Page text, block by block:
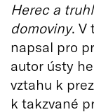
Herec a
domoviny. V
napsal pro
autor ústy
vztahu k
k takzvané